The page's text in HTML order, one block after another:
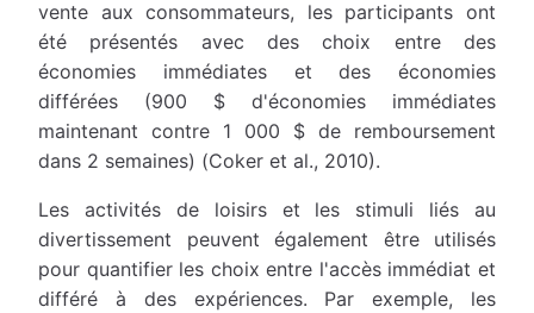
vente aux consommateurs, les participants ont
été présentés avec des choix entre des
économies immédiates et des économies
différées (900 $ d'économies immédiates
maintenant contre 1 000 $ de remboursement
dans 2 semaines) (Coker et al., 2010).
Les activités de loisirs et les stimuli liés au
divertissement peuvent également être utilisés
pour quantifier les choix entre l'accès immédiat et
différé à des expériences. Par exemple, les